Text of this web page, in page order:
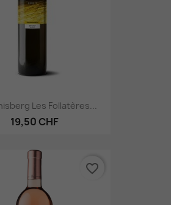
Les Follatères...
19,50 CHF
favorite_border